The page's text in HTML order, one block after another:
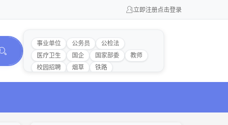
立即注册点击登录
事业单位 公务员
公检法
医疗卫生
国企 国家部委
教师
校园招聘
烟草 铁路